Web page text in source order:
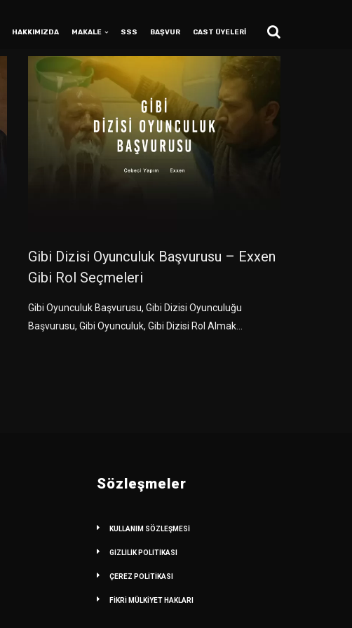
HAKKIMIZDA MAKALE SSS BAŞVUR CAST ÜYELERİ
Gibi Dizisi Oyunculuk Başvurusu – Exxen
Gibi Rol Seçmeleri
Gibi Oyunculuk Başvurusu, Gibi Dizisi Oyunculuğu
Başvurusu, Gibi Oyunculuk, Gibi Dizisi Rol Almak...
Sözleşmeler
KULLANIM SÖZLEŞMESİ
GİZLİLİK POLİTİKASI
ÇEREZ POLİTİKASI
FİKRİ MÜLKİYET HAKLARI